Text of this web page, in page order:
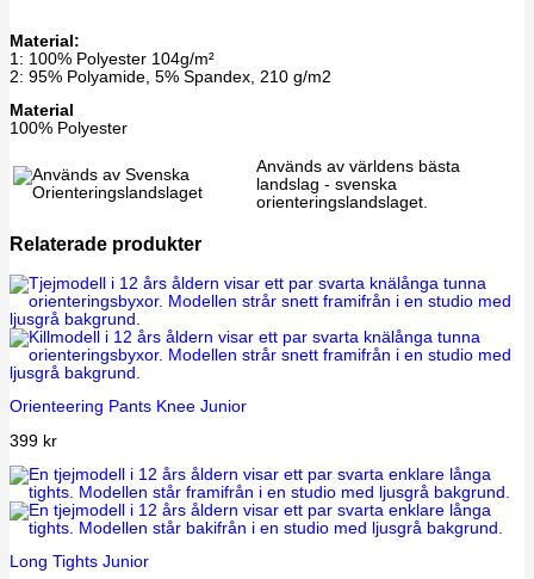
Material:
1: 100% Polyester 104g/m²
2: 95% Polyamide, 5% Spandex, 210 g/m2
Material
100% Polyester
Används av världens bästa
landslag - svenska
orienteringslandslaget.
Relaterade produkter
Orienteering Pants Knee Junior
399 kr
Long Tights Junior